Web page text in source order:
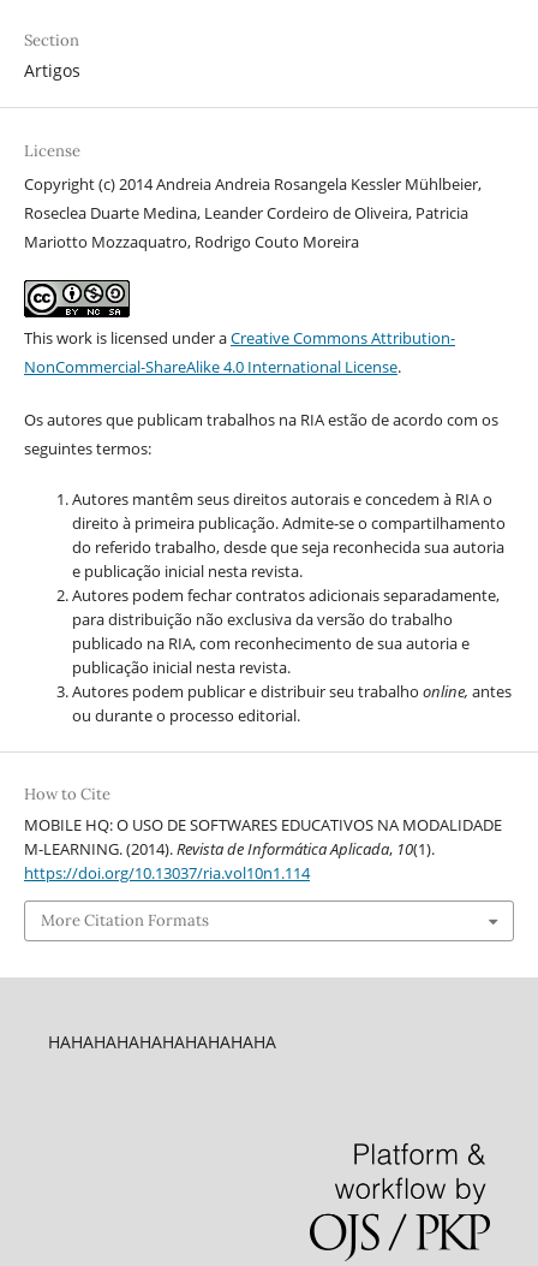
Section
Artigos
License
Copyright (c) 2014 Andreia Andreia Rosangela Kessler Mühlbeier,
Roseclea Duarte Medina, Leander Cordeiro de Oliveira, Patricia
Mariotto Mozzaquatro, Rodrigo Couto Moreira
This work is licensed under aCreative Commons Attribution-
NonCommercial-ShareAlike 4.0 International License.
Os autores que publicam trabalhos na RIA estão de acordo com os
seguintes termos:
Autores mantêm seus direitos autorais e concedem à RIA o
direito à primeira publicação. Admite-se o compartilhamento
do referido trabalho, desde que seja reconhecida sua autoria
e publicação inicial nesta revista.
Autores podem fechar contratos adicionais separadamente,
para distribuição não exclusiva da versão do trabalho
publicado na RIA, com reconhecimento de sua autoria e
publicação inicial nesta revista.
Autores podem publicar e distribuir seu trabalho online, antes
ou durante o processo editorial.
How to Cite
MOBILE HQ: O USO DE SOFTWARES EDUCATIVOS NA MODALIDADE
M-LEARNING. (2014).Revista de Informática Aplicada, 10(1).
https://doi.org/10.13037/ria.vol10n1.114
More Citation Formats
HAHAHAHAHAHAHAHAHAHA